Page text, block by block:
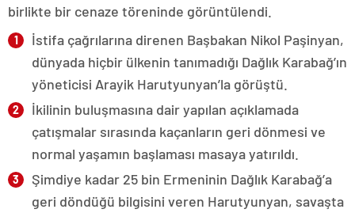
birlikte bir cenaze töreninde görüntülendi.
İstifa çağrılarına direnen Başbakan Nikol Paşinyan,
dünyada hiçbir ülkenin tanımadığı Dağlık Karabağ’ın
yöneticisi Arayik Harutyunyan’la görüştü.
İkilinin buluşmasına dair yapılan açıklamada
çatışmalar sırasında kaçanların geri dönmesi ve
normal yaşamın başlaması masaya yatırıldı.
Şimdiye kadar 25 bin Ermeninin Dağlık Karabağ’a
geri döndüğü bilgisini veren Harutyunyan, savaşta